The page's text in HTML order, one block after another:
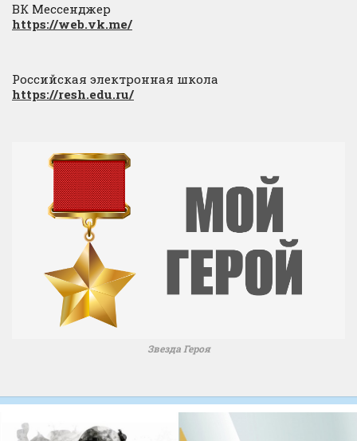
ВК Мессенджер
https://web.vk.me/
Российская электронная школа
https://resh.edu.ru/
Звезда Героя